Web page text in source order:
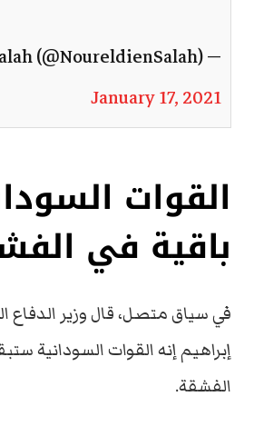
— Nour Salah (@NoureldienSalah)
January 17, 2021
القوات
باقية في
في سياق متصل، قال وزير الدفاع
إبراهيم إنه القوات السودانية
الفشقة.